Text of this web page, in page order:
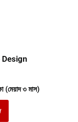
(মেয়াদ ৩ মাস)